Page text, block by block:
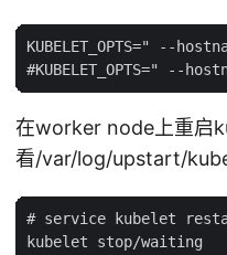
KUBELET_OPTS=" --
在worker node上重启
看/var/log/upstart/
# service kubelet
kubelet stop/waiting